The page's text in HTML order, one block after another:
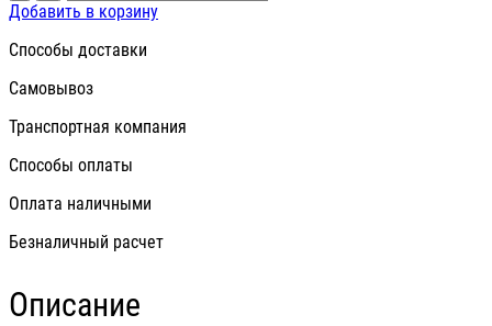
Добавить в корзину
Способы доставки
Самовывоз
Транспортная компания
Способы оплаты
Оплата наличными
Безналичный расчет
Описание